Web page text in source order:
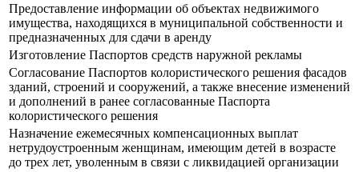
Предоставление информации об объектах недвижимого
имущества, находящихся в муниципальной собственности и
предназначенных для сдачи в аренду
Изготовление Паспортов средств наружной рекламы
Согласование Паспортов колористического решения фасадов
зданий, строений и сооружений, а также внесение изменений
и дополнений в ранее согласованные Паспорта
колористического решения
Назначение ежемесячных компенсационных выплат
нетрудоустроенным женщинам, имеющим детей в возрасте
до трех лет, уволенным в связи с ликвидацией организации